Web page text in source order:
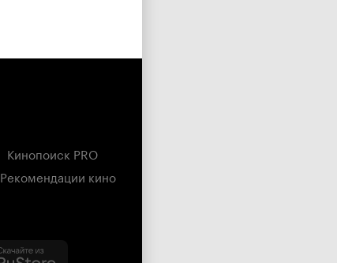
Кинопоиск PRO
Рекомендации кино